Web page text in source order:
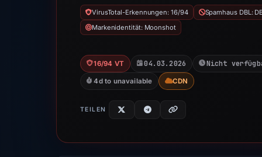
VirusTotal-Erkennungen: 16/94
Spamhaus DBL:
Markenidentität: Moonshot
16/94 VT 04.03.2026 Nicht
4d to unavailable CDN
TEILEN